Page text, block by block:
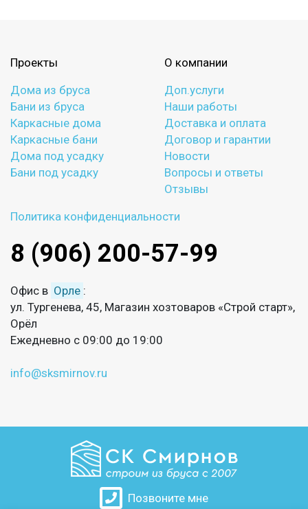
Проекты
Дома из бруса
Бани из бруса
Каркасные дома
Каркасные бани
Дома под усадку
Бани под усадку
О компании
Доп.услуги
Наши работы
Доставка и оплата
Договор и гарантии
Новости
Вопросы и ответы
Отзывы
Политика конфиденциальности
8 (906) 200-57-99
Офис в Орле :
ул. Тургенева, 45, Магазин хозтоваров «Строй старт»,
Орёл
Ежедневно с 09:00 до 19:00
info@sksmirnov.ru
Позвоните мне